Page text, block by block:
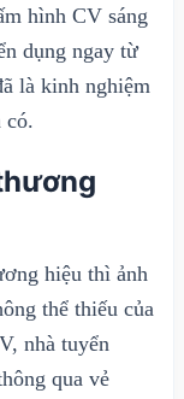
hình CV sáng
dụng ngay từ
là kinh nghiệm
có.
hiệu thì ảnh
thể thiếu của
nhà tuyển
qua vẻ